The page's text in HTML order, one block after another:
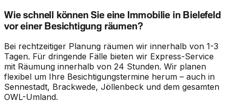
Wie schnell können Sie eine Immobilie in Bielefeld
vor einer Besichtigung räumen?
Bei rechtzeitiger Planung räumen wir innerhalb von 1-3
Tagen. Für dringende Fälle bieten wir Express-Service
mit Räumung innerhalb von 24 Stunden. Wir planen
flexibel um Ihre Besichtigungstermine herum – auch in
Sennestadt, Brackwede, Jöllenbeck und dem gesamten
OWL-Umland.